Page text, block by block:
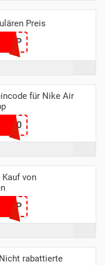
Preis
für Nike Air
von
rabattierte